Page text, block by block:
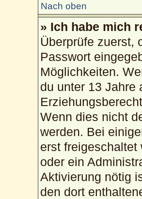
Nach oben
» Ich habe mich
Überprüfe zuerst,
Passwort
Möglichkeiten.
du unter 13 Jahre
Wenn dies nicht
werden. Bei
erst
oder ein
Aktivierung nötig
den dort